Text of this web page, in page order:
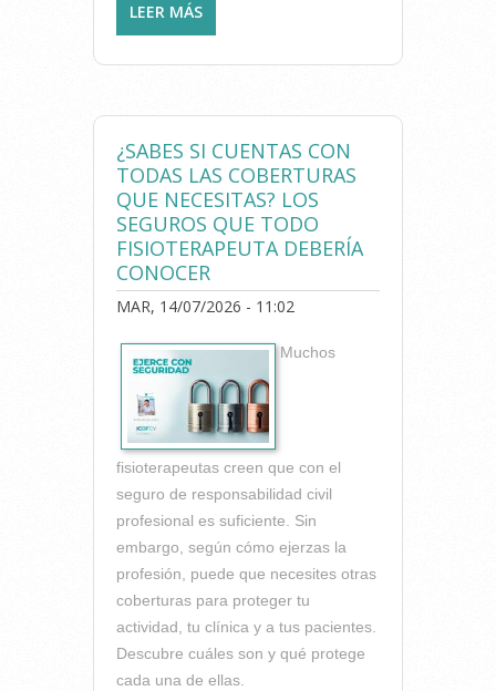
LEER MÁS
NUESTRO COLEGIADO
STEFAN RICHELLI EN LA
¿SABES SI CUENTAS CON
TODAS LAS COBERTURAS
QUE NECESITAS? LOS
SEGUROS QUE TODO
FISIOTERAPEUTA DEBERÍA
CONOCER
MAR, 14/07/2026 - 11:02
Muchos
fisioterapeutas creen que con el
seguro de responsabilidad civil
profesional es suficiente. Sin
embargo, según cómo ejerzas la
profesión, puede que necesites otras
coberturas para proteger tu
actividad, tu clínica y a tus pacientes.
Descubre cuáles son y qué protege
cada una de ellas.